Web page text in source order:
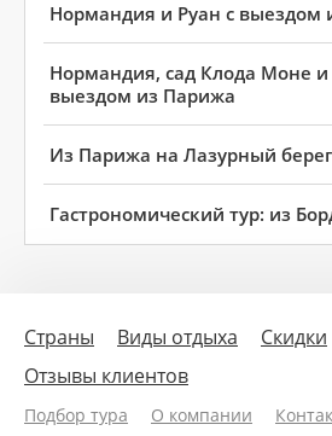
Нормандия и Руан с выездом
Нормандия, сад Клода Моне и
выездом из Парижа
Из Парижа на Лазурный
Гастрономический тур: из
Страны Виды отдыха Скидки
Отзывы клиентов
Подбор тура О компании